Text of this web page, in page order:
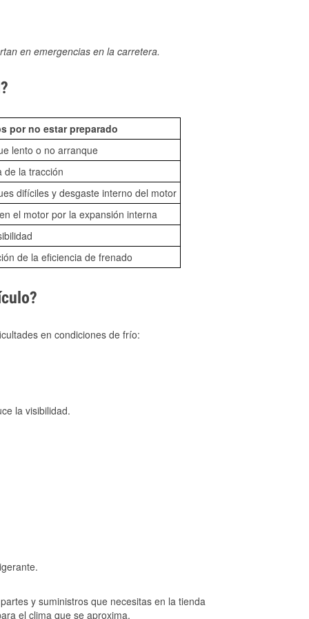
en emergencias en la carretera.
por no estar preparado
lento o no arranque
de la tracción
difíciles y desgaste interno del motor
el motor por la expansión interna
de la eficiencia de frenado
en condiciones de frío:
la visibilidad.
y suministros que necesitas en la tienda
el clima que se aproxima.